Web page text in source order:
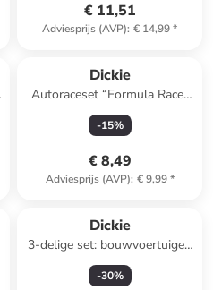
€ 11,51
Adviesprijs (AVP): € 14,99*
Dickie
Autoraceset “Formula Racer
Set” - vanaf 3 jaar
(verrassingsproduct)
-15%
€ 8,49
Adviesprijs (AVP): € 9,99*
Dickie
3-delige set: bouwvoertuigen
"Volvo Tough Work Force''
geel - vanaf 3 jaar
-30%